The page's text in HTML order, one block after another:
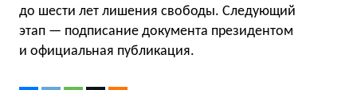
до шести лет лишения свободы. Следующий
этап — подписание документа президентом
и официальная публикация.